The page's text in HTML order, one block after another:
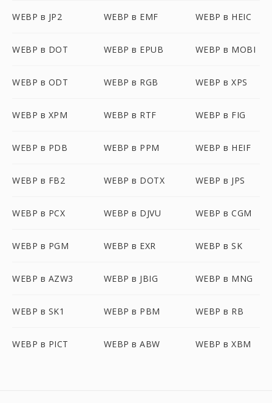
WEBP в JP2 WEBP в EMF WEBP в HEIC
WEBP в DOT WEBP в EPUB WEBP в MOBI
WEBP в ODT WEBP в RGB WEBP в XPS
WEBP в XPM WEBP в RTF WEBP в FIG
WEBP в PDB WEBP в PPM WEBP в HEIF
WEBP в FB2 WEBP в DOTX WEBP в JPS
WEBP в PCX WEBP в DJVU WEBP в CGM
WEBP в PGM WEBP в EXR WEBP в SK
WEBP в AZW3 WEBP в JBIG WEBP в MNG
WEBP в SK1 WEBP в PBM WEBP в RB
WEBP в PICT WEBP в ABW WEBP в XBM